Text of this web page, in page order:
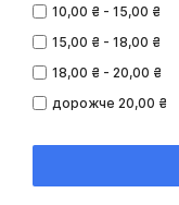
10,00 ₴ - 15,00 ₴
15,00 ₴ - 18,00 ₴
18,00 ₴ - 20,00 ₴
дорожче 20,00 ₴